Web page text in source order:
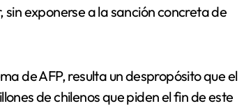
exponerse a la sanción concreta de
de AFP, resulta un despropósito que el
de chilenos que piden el fin de este